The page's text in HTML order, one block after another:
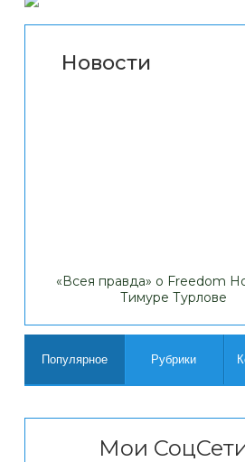
Новости
«Всея правда» о Freedom
Тимуре Турлове
Популярное Рубрики
Мои